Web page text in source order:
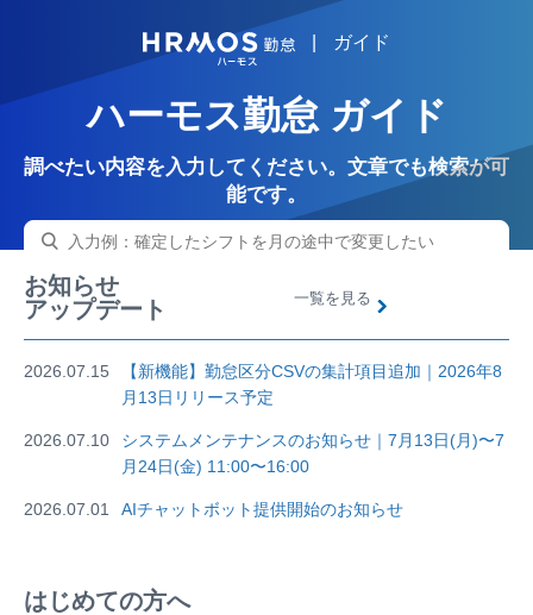
HRMOSガイド
ハーモス勤怠 ガイド
調べたい内容を入力してください。文章でも検索が可
能です。
お知らせ
アップデート
一覧を見る
2026.07.15
【新機能】勤怠区分CSVの集計項目追加｜2026年8
月13日リリース予定
2026.07.10
システムメンテナンスのお知らせ｜7月13日(月)〜7
月24日(金) 11:00〜16:00
2026.07.01 AIチャットボット提供開始のお知らせ
はじめての方へ